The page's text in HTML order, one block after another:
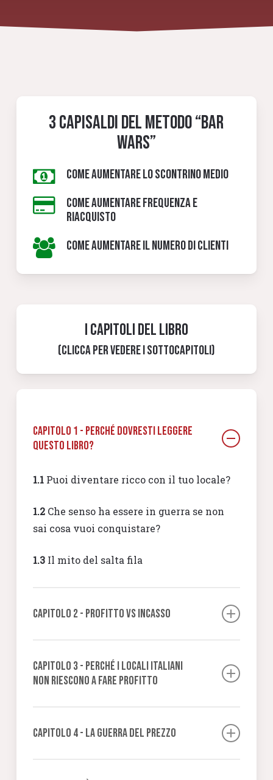
3 Capisaldi del metodo “BAR
WARS”
COME AUMENTARE LO SCONTRINO MEDIO
COME AUMENTARE FREQUENZA E
RIACQUISTO
COME AUMENTARE IL NUMERO DI CLIENTI
I capitoli del libro
(clicca per vedere i sottocapitoli)
CAPITOLO 1 - Perché dovresti leggere
questo libro?
1.1Puoi diventare ricco con il tuo locale?
1.2Che senso ha essere in guerra se non
sai cosa vuoi conquistare?
1.3Il mito del salta fila
CAPITOLO 2 - Profitto VS incasso
2.2Cos’è il profitto
CAPITOLO 3 - Perché i locali italiani
non riescono a fare profitto
CAPITOLO 4 - La guerra del prezzo